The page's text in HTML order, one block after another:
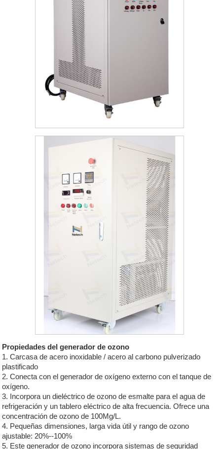
Propiedades del generador de ozono
1. Carcasa de acero inoxidable / acero al carbono pulverizado
plastificado
2. Conecta con el generador de oxígeno externo con el tanque de
oxígeno.
3. Incorpora un dieléctrico de ozono de esmalte para el agua de
refrigeración y un tablero eléctrico de alta frecuencia. Ofrece una
concentración de ozono de 100Mg/L.
4. Pequeñas dimensiones, larga vida útil y rango de ozono
ajustable: 20%--100%
5. Este generador de ozono incorpora sistemas de seguridad